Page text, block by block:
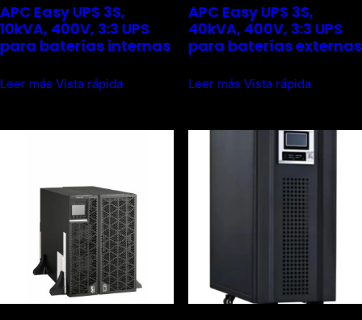
APC Easy UPS 3S,
10kVA, 400V, 3:3 UPS
para baterías internas
Leer más Vista rápida
APC Easy UPS 3S,
40kVA, 400V, 3:3 UPS
para baterías externas
Leer más Vista rápida